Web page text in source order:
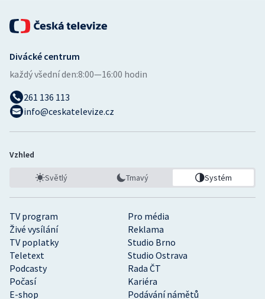
TV program
Pro média
Živé vysílání
Reklama
TV poplatky
Studio Brno
Teletext
Studio Ostrava
Podcasty
Rada ČT
Počasí
Kariéra
E-shop
Podávání námětů
Divácké centrum
každý všední den:8:00—16:00 hodin
261 136 113
info@ceskatelevize.cz
Vzhled
Světlý Tmavý Systém